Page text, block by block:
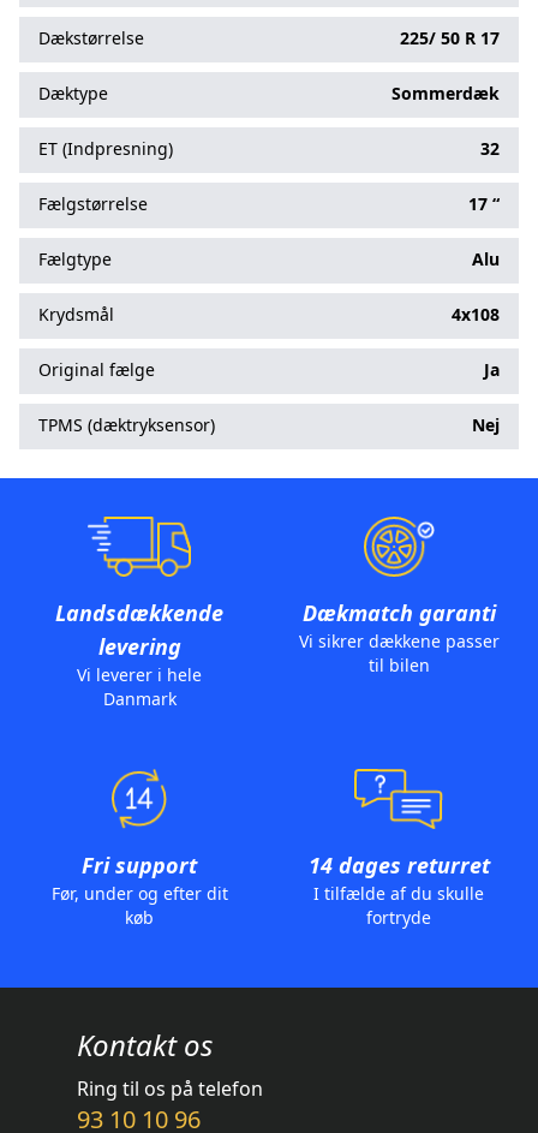
Dækstørrelse 225/ 50 R 17
Dæktype Sommerdæk
ET (Indpresning) 32
Fælgstørrelse 17 “
Fælgtype Alu
Krydsmål 4x108
Original fælge Ja
TPMS (dæktryksensor) Nej
Landsdækkende
levering
Vi leverer i hele
Danmark
Dækmatch garanti
Vi sikrer dækkene passer
til bilen
Fri support
Før, under og efter dit
køb
14 dages returret
I tilfælde af du skulle
fortryde
Kontakt os
Ring til os på telefon
93 10 10 96